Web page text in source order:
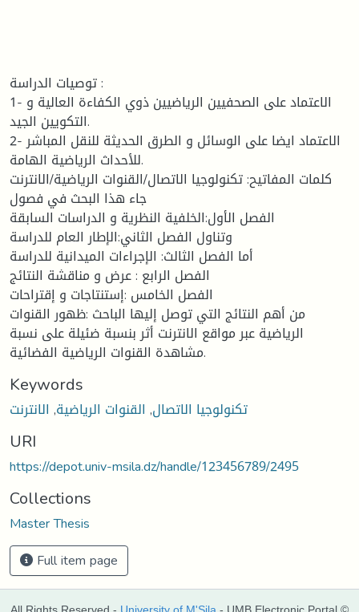
توصيات الدراسة :
1- الاعتماد على الصحفيين الرياضيين ذوي الكفاءة العالية و
التكويين الجيد.
2- الاعتماد ايضا على الوسائل و الطرق الحديثة للنقل المباشر
للأحداث الرياضية الهامة.
كلمات المفاتيح: تكنولوجيا الاتصال/القنوات الرياضية/الانترنت
جاء هذا البحث في فصول
الفصل الأول:الخلفية النظرية و الدراسات السابقة
وتناول الفصل الثاني:الإطار العام للدراسة
أما الفصل الثالث: الإجراءات الميدانية للدراسة
الفصل الرابع : عرض و مناقشة النتائج
الفصل الخامس :إستنتاجات و إقتراحات
من أهم النتائج التي توصل إليها الباحث :ظهور القنوات
الرياضية عبر مواقع الانترنت أثر بنسبة ضئيلة على نسبة
مشاهدة القنوات الرياضية الفضائية.
Keywords
تكنولوجيا الاتصال, القنوات الرياضية, الانترنت
URI
https://depot.univ-msila.dz/handle/123456789/2495
Collections
Master Thesis
Full item page